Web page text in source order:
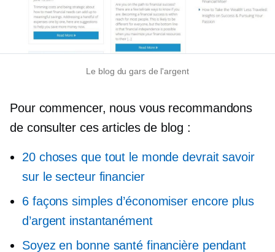
Le blog du gars de l'argent
Pour commencer, nous vous recommandons
de consulter ces articles de blog :
20 choses que tout le monde devrait savoir
sur le secteur financier
6 façons simples d’économiser encore plus
d’argent instantanément
Soyez en bonne santé financière pendant